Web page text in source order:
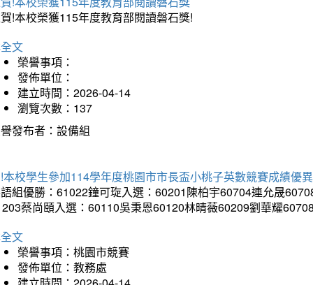
!本校榮獲115年度教育部閱讀磐石獎!
文
榮譽事項：
發佈單位：
建立時間：2026-04-14
瀏覽次數：137
發布者：設備組
本校學生參加114學年度桃園市市長盃小桃子英數競賽成績優
組優勝：61022鐘可琁入選：60201陳柏宇60704連允晟
蔡尚頤入選：60110吳秉恩60120林晴薇60209劉華耀
文
榮譽事項：桃園市競賽
發佈單位：教務處